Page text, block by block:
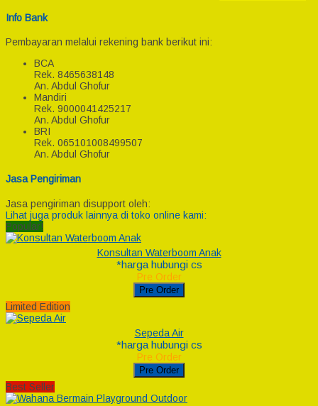
Info Bank
Pembayaran melalui rekening bank berikut ini:
BCA
Rek. 8465638148
An. Abdul Ghofur
Mandiri
Rek. 9000041425217
An. Abdul Ghofur
BRI
Rek. 065101008499507
An. Abdul Ghofur
Jasa Pengiriman
Jasa pengiriman disupport oleh:
Lihat juga produk lainnya di toko online kami:
Popular!
Konsultan Waterboom Anak
*harga hubungi cs
Pre Order
Pre Order
Limited Edition
Sepeda Air
*harga hubungi cs
Pre Order
Pre Order
Best Seller